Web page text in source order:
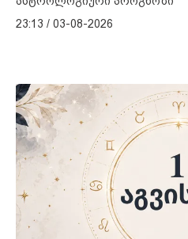
23:13 / 03-08-2026